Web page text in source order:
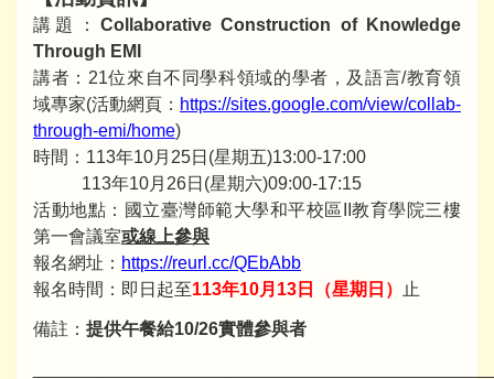
講題： Collaborative Construction of Knowledge
Through EMI
講者：21位來自不同學科領域的學者，及語言/教育領
域專家(活動網頁： https://sites.google.com/view/collab-
through-emi/home)
時間：113年10月25日(星期五)13:00-17:00
113年10月26日(星期六)09:00-17:15
活動地點：國立臺灣師範大學和平校區II教育學院三樓
第一會議室或線上參與
報名網址： https://reurl.cc/QEbAbb
報名時間：即日起至113年10月13日（星期日） 止
備註： 提供午餐給10/26實體參與者